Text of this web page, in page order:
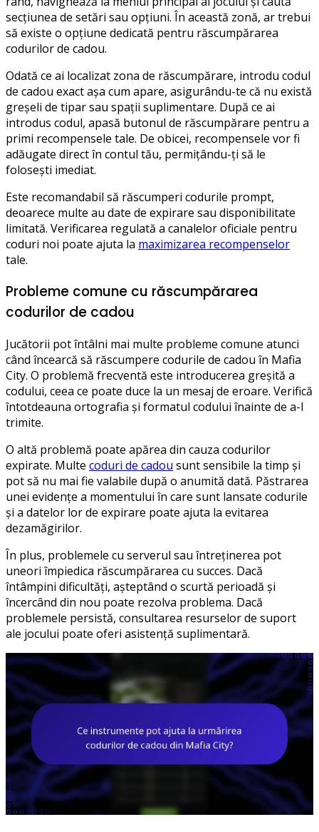
secțiunea de setări sau opțiuni. În această zonă, ar trebui
să existe o opțiune dedicată pentru răscumpărarea
codurilor de cadou.
Odată ce ai localizat zona de răscumpărare, introdu codul
de cadou exact așa cum apare, asigurându-te că nu există
greșeli de tipar sau spații suplimentare. După ce ai
introdus codul, apasă butonul de răscumpărare pentru a
primi recompensele tale. De obicei, recompensele vor fi
adăugate direct în contul tău, permițându-ți să le
folosești imediat.
Este recomandabil să răscumperi codurile prompt,
deoarece multe au date de expirare sau disponibilitate
limitată. Verificarea regulată a canalelor oficiale pentru
coduri noi poate ajuta la maximizarea recompenselor
tale.
Probleme comune cu răscumpărarea
codurilor de cadou
Jucătorii pot întâlni mai multe probleme comune atunci
când încearcă să răscumpere codurile de cadou în Mafia
City. O problemă frecventă este introducerea greșită a
codului, ceea ce poate duce la un mesaj de eroare. Verifică
întotdeauna ortografia și formatul codului înainte de a-l
trimite.
O altă problemă poate apărea din cauza codurilor
expirate. Multe coduri de cadou sunt sensibile la timp și
pot să nu mai fie valabile după o anumită dată. Păstrarea
unei evidențe a momentului în care sunt lansate codurile
și a datelor lor de expirare poate ajuta la evitarea
dezamăgirilor.
În plus, problemele cu serverul sau întreținerea pot
uneori împiedica răscumpărarea cu succes. Dacă
întâmpini dificultăți, așteptând o scurtă perioadă și
încercând din nou poate rezolva problema. Dacă
problemele persistă, consultarea resurselor de suport
ale jocului poate oferi asistență suplimentară.